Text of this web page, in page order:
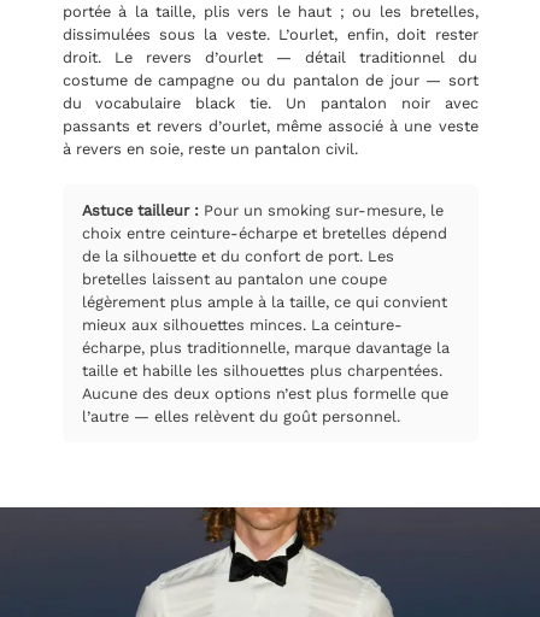
portée à la taille, plis vers le haut ; ou les bretelles,
dissimulées sous la veste. L’ourlet, enfin, doit rester
droit. Le revers d’ourlet — détail traditionnel du
costume de campagne ou du pantalon de jour — sort
du vocabulaire black tie. Un pantalon noir avec
passants et revers d’ourlet, même associé à une veste
à revers en soie, reste un pantalon civil.
Astuce tailleur :Pour un smoking sur-mesure, le
choix entre ceinture-écharpe et bretelles dépend
de la silhouette et du confort de port. Les
bretelles laissent au pantalon une coupe
légèrement plus ample à la taille, ce qui convient
mieux aux silhouettes minces. La ceinture-
écharpe, plus traditionnelle, marque davantage la
taille et habille les silhouettes plus charpentées.
Aucune des deux options n’est plus formelle que
l’autre — elles relèvent du goût personnel.